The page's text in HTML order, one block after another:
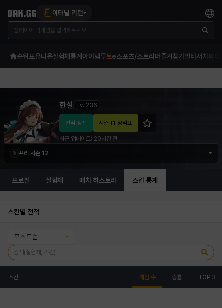
이터널 리턴
순위표유니온실험체 통계 아이템루트e스포츠/스트리머 즐겨찾기 멀티서치 파티
한설
Lv. 236
전적 갱신 시즌 11 성적표
최근 업데이트: 20시간 전
프리 시즌 12
프로필 실험체 매치 히스토리 스킨 통계
스킨별 전적
모스트순
스킨 게임 수 승률 TOP 3